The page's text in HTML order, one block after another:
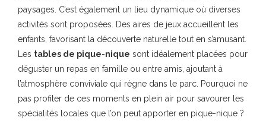
paysages. C’est également un lieu dynamique où diverses
activités sont proposées. Des aires de jeux accueillent les
enfants, favorisant la découverte naturelle tout en s’amusant.
Les tables de pique-nique sont idéalement placées pour
déguster un repas en famille ou entre amis, ajoutant à
l’atmosphère conviviale qui règne dans le parc. Pourquoi ne
pas profiter de ces moments en plein air pour savourer les
spécialités locales que l’on peut apporter en pique-nique ?